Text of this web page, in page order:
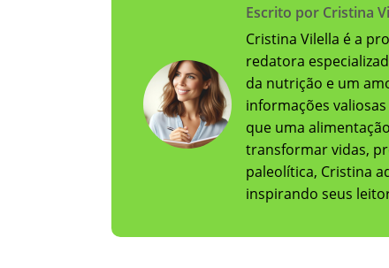
Escrito por Cristina
Cristina Vilella é a
redatora
da nutrição e um
informações
que uma
transformar vidas,
paleolítica, Cristina
inspirando seus